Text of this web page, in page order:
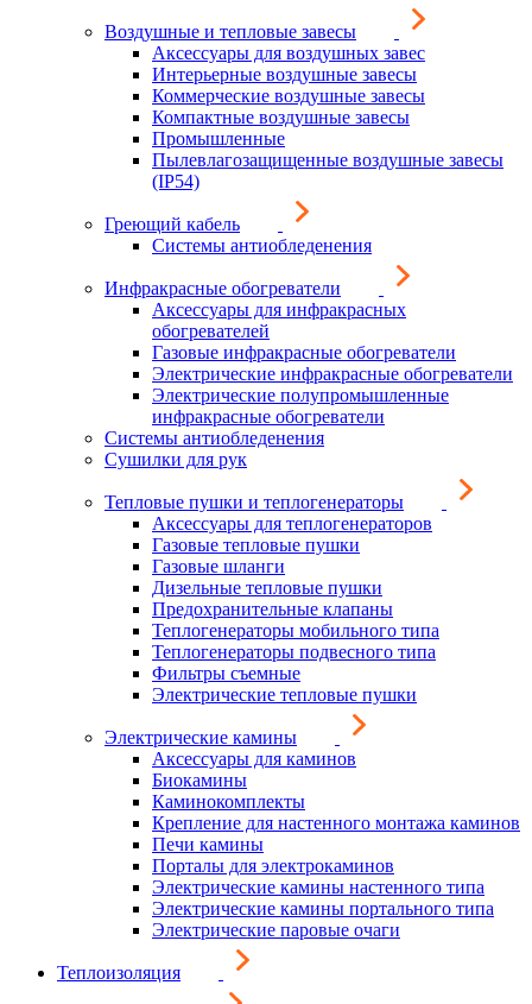
Воздушные и тепловые завесы
Аксессуары для воздушных завес
Интерьерные воздушные завесы
Коммерческие воздушные завесы
Компактные воздушные завесы
Промышленные
Пылевлагозащищенные воздушные завесы
(IP54)
Греющий кабель
Системы антиобледенения
Инфракрасные обогреватели
Аксессуары для инфракрасных
обогревателей
Газовые инфракрасные обогреватели
Электрические инфракрасные обогреватели
Электрические полупромышленные
инфракрасные обогреватели
Системы антиобледенения
Сушилки для рук
Тепловые пушки и теплогенераторы
Аксессуары для теплогенераторов
Газовые тепловые пушки
Газовые шланги
Дизельные тепловые пушки
Предохранительные клапаны
Теплогенераторы мобильного типа
Теплогенераторы подвесного типа
Фильтры съемные
Электрические тепловые пушки
Электрические камины
Аксессуары для каминов
Биокамины
Каминокомплекты
Крепление для настенного монтажа каминов
Печи камины
Порталы для электрокаминов
Электрические камины настенного типа
Электрические камины портального типа
Электрические паровые очаги
Теплоизоляция